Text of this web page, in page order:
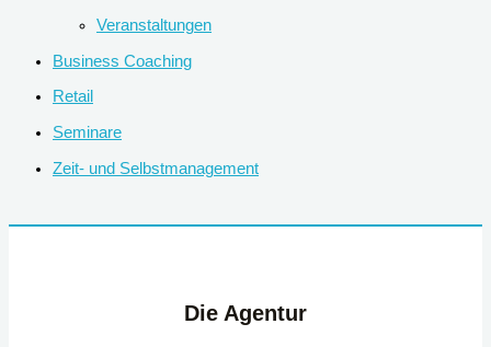
Veranstaltungen
Business Coaching
Retail
Seminare
Zeit- und Selbstmanagement
Die Agentur